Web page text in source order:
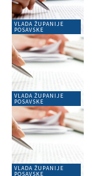
VLADA ŽUPANIJE
POSAVSKE
VLADA ŽUPANIJE
POSAVSKE
VLADA ŽUPANIJE
POSAVSKE